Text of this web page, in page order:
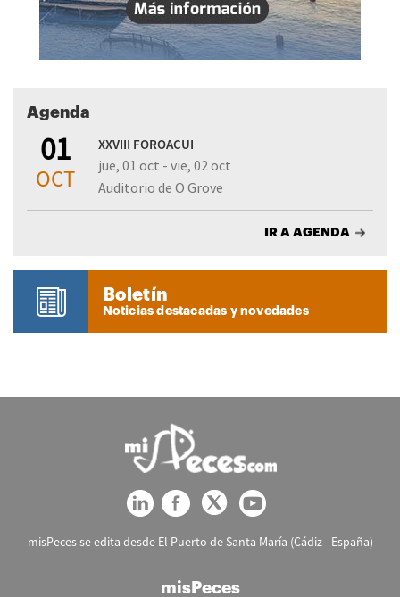
Agenda
01
OCT
XXVIII FOROACUI
jue, 01 oct - vie, 02 oct
Auditorio de O Grove
IR A AGENDA
Boletín
Noticias destacadas y novedades
misPeces se edita desde El Puerto de Santa María (Cádiz - España)
misPeces